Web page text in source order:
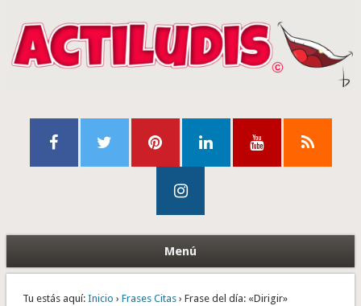
Menú
Tu estás aquí: Inicio › Frases Citas› Frase del día: «Dirigir»